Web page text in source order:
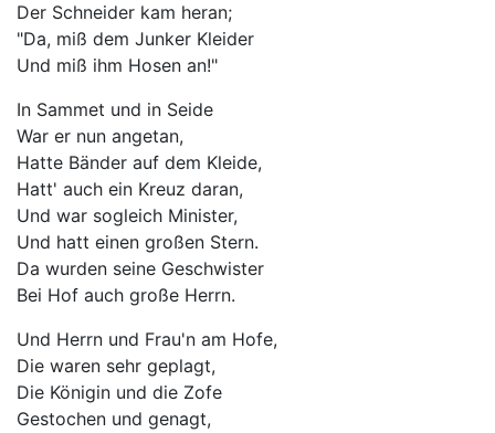
Der Schneider kam heran;
"Da, miß dem Junker Kleider
Und miß ihm Hosen an!"
In Sammet und in Seide
War er nun angetan,
Hatte Bänder auf dem Kleide,
Hatt' auch ein Kreuz daran,
Und war sogleich Minister,
Und hatt einen großen Stern.
Da wurden seine Geschwister
Bei Hof auch große Herrn.
Und Herrn und Frau'n am Hofe,
Die waren sehr geplagt,
Die Königin und die Zofe
Gestochen und genagt,